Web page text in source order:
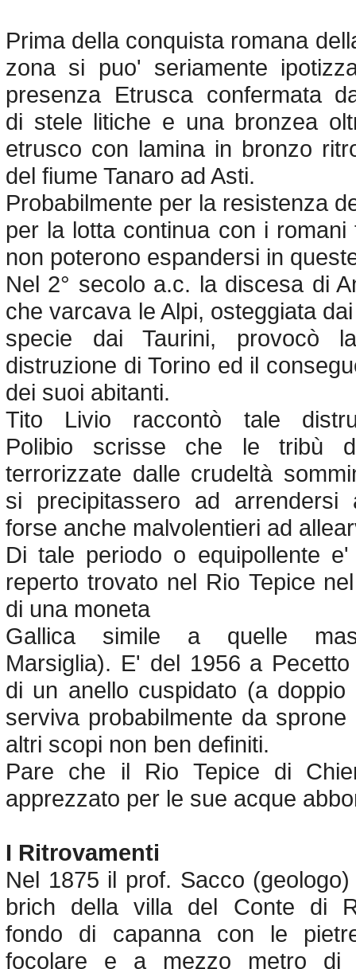
Prima della conquista romana
zona si puo' seriamente
presenza Etrusca confermata
di stele litiche e una bronzea
etrusco con lamina in bronzo
del fiume Tanaro ad Asti.
Probabilmente per la resi­stenza
per la lotta continua con i romani
non poterono espandersi in
Nel 2° secolo a.c. la discesa di
che varcava le Alpi, osteggiata
specie dai Taurini, provocò
distruzione di Torino ed il
dei suoi abitanti.
Tito Livio raccontò tale
Polibio scrisse che le tribù
terrorizzate dalle crudeltà
si precipitassero ad arrendersi
forse anche malvolentieri ad
Di tale periodo o equipollente
reperto trovato nel Rio Tepice
di una moneta
Gallica simile a quelle
Marsiglia). E' del 1956 a
di un anello cuspidato (a doppio
serviva probabilmente da
altri scopi non ben definiti.
Pare che il Rio Tepice di
apprezzato per le sue acque
I Ritrovamenti
Nel 1875 il prof. Sacco
brich della villa del Conte di
fondo di capanna con le
focolare e a mezzo metro di